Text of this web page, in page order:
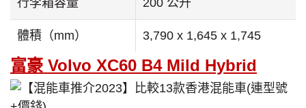
行李箱容量 200 公升
體積（mm） 3,790 x 1,645 x 1,745
富豪 Volvo XC60 B4 Mild Hybrid